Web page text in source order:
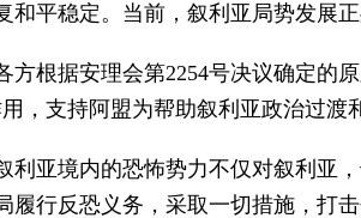
平稳定。当前，叙利亚局势发展
根据安理会第2254号决议确定的
，支持阿盟为帮助叙利亚政治过渡
亚境内的恐怖势力不仅对叙利亚
行反恐义务，采取一切措施，打